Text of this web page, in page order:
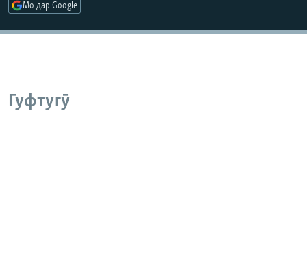
Мо дар Google
Гуфтугӯ